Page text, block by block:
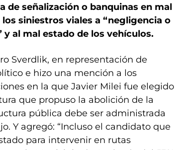
de señalización o banquinas en mal
siniestros viales a “negligencia o
al mal estado de los vehículos.
Sverdlik, en representación de
e hizo una mención a los
en la que Javier Milei fue elegido
que propuso la abolición de la
pública debe ser administrada
Y agregó: “Incluso el candidato que
para intervenir en rutas